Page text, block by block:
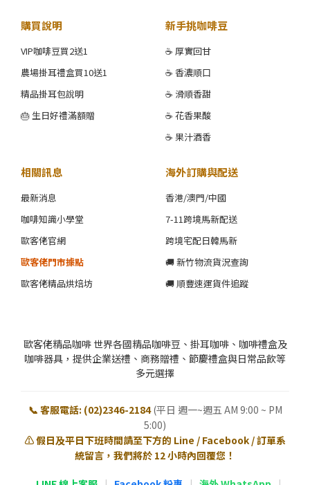
購買說明
VIP咖啡豆買2送1
農場掛耳禮盒買10送1
精品掛耳包說明
🎂 生日好禮滿額贈
新手挑咖啡豆
☕ 厚實回甘
☕ 香濃順口
☕ 滑順香甜
☕ 花香果酸
☕ 果汁酒香
相關訊息
最新消息
咖啡知識小學堂
歐客佬官網
歐客佬門市據點
歐客佬精品烘焙坊
海外訂購與配送
香港/澳門/中國
7-11跨境馬新配送
跨境宅配日韓馬新
🚚 新竹物流貨況查詢
🚚 順豐速運貨件追蹤
歐客佬精品咖啡 世界各國精品咖啡豆、掛耳咖啡、咖啡禮盒及
咖啡器具，提供企業送禮、商務贈禮、節慶禮盒與日常品飲等
多元選擇
📞 客服電話: (02)2346-2184 (平日 週一~週五 AM 9:00 ~ PM
5:00)
⚠️ 假日及平日下班時間請至下方的 Line / Facebook / 訂單系
統留言，我們將於 12 小時內回覆您！